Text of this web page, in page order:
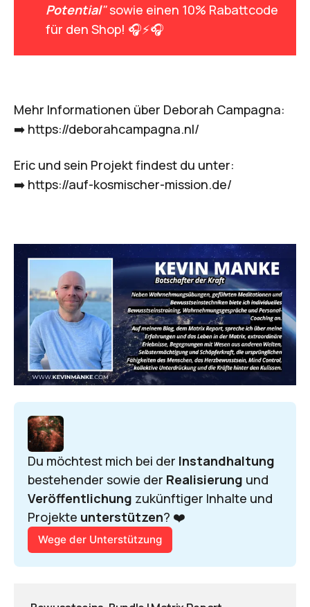
Potential"sowie einen 10% Rabattcode
für den Shop! 🎧⚡🎧
Mehr Informationen über Deborah Campagna:
➡️ https://deborahcampagna.nl/
Eric und sein Projekt findest du unter:
➡️ https://auf-kosmischer-mission.de/
Du möchtest mich bei der
bestehender sowie der Realisierung
Veröffentlichung zukünftiger Inhalte und
Projekte unterstützen? ❤️
Wege der Unterstützung